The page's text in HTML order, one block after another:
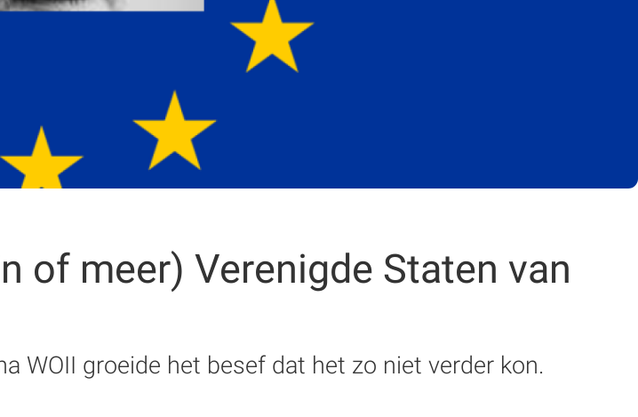
of meer) Verenigde Staten van
WOII groeide het besef dat het zo niet verder kon.